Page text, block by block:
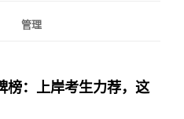
管理
榜：上岸考生力荐，这